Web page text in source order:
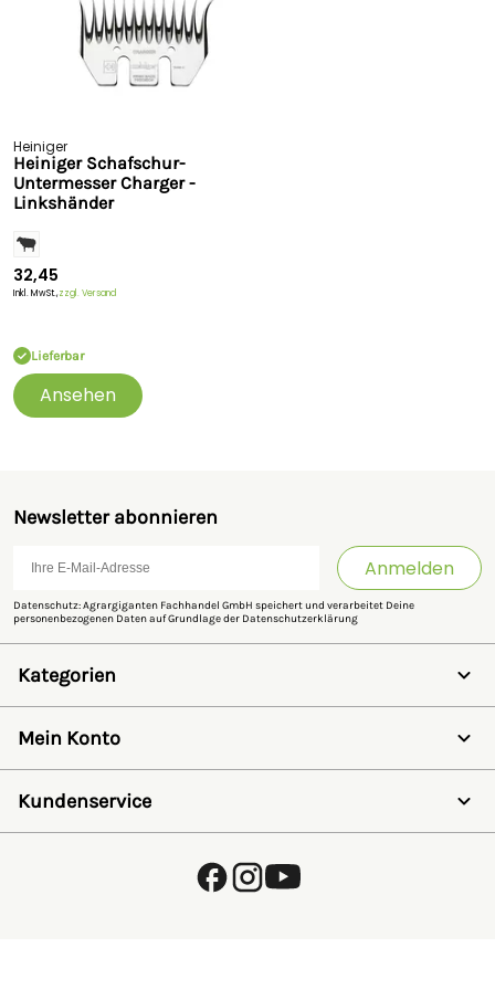
Heiniger
Heiniger Schafschur-
Untermesser Charger -
Linkshänder
32,45
Inkl. MwSt.,zzgl. Versand
Lieferbar
Ansehen
Newsletter abonnieren
Anmelden
Datenschutz: Agrargiganten Fachhandel GmbH speichert und verarbeitet Deine
personenbezogenen Daten auf Grundlage der Datenschutzerklärung
Kategorien
Schermaschinen
Futter- & Tränkesysteme
Haus, Hof & Stall
SALE
Mein Konto
Registrieren
Wunschzettel
Passwort vergessen
Kundenservice
Kostenlose Fachberatung